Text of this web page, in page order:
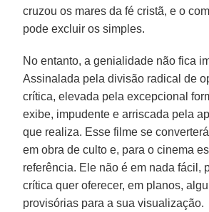
cruzou os mares da fé cristã, e o
pode excluir os simples.
No entanto, a genialidade não fica
Assinalada pela divisão radical de
crítica, elevada pela excepcional
exibe, impudente e arriscada pela
que realiza. Esse filme se
em obra de culto e, para o cinema
referência. Ele não é em nada fácil,
crítica quer oferecer, em planos,
provisórias para a sua visualização.